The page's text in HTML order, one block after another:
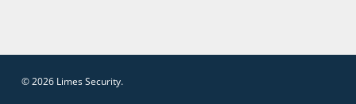
© 2026 Limes Security.